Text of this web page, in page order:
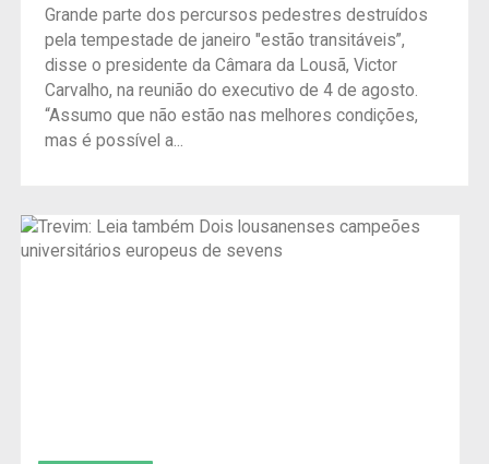
Grande parte dos percursos pedestres destruídos
pela tempestade de janeiro "estão transitáveis”,
disse o presidente da Câmara da Lousã, Victor
Carvalho, na reunião do executivo de 4 de agosto.
“Assumo que não estão nas melhores condições,
mas é possível a...